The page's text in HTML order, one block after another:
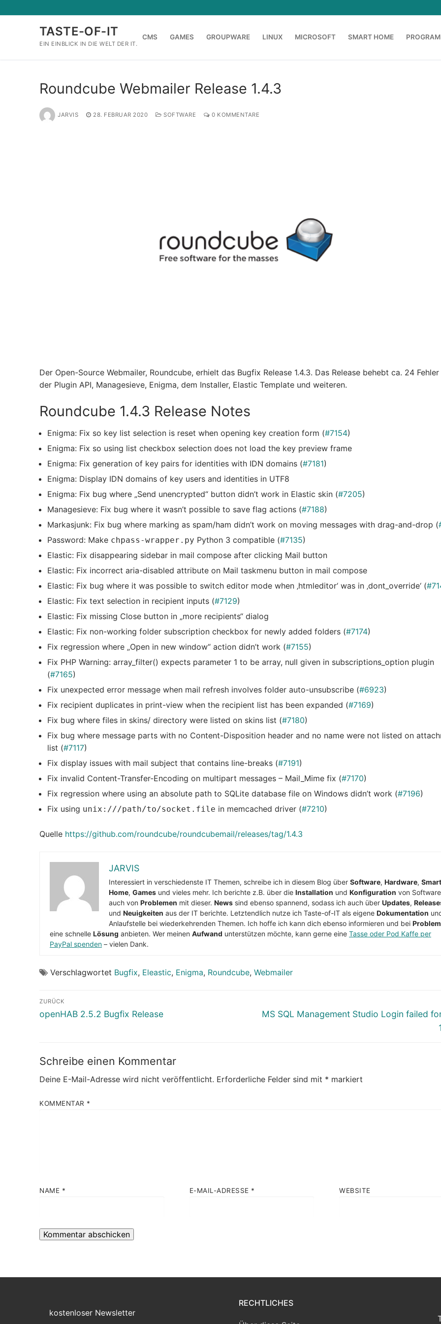
Inhalt
TASTE-OF-IT
EIN EINBLICK IN DIE WELT DER IT.
CMS GAMES GROUPWARE LINUX MICROSOFT SMART HOME
Roundcube Webmailer Release 1.4.3
JARVIS 28. FEBRUAR 2020 SOFTWARE 0 KOMMENTARE
Der Open-Source Webmailer, Roundcube, erhielt das Bugfix Release 1.4.3. Das Release behebt ca. 24 Fehler
der Plugin API, Managesieve, Enigma, dem Installer, Elastic Template und weiteren.
Roundcube 1.4.3 Release Notes
Enigma: Fix so key list selection is reset when opening key creation form (#7154)
Enigma: Fix so using list checkbox selection does not load the key preview frame
Enigma: Fix generation of key pairs for identities with IDN domains (#7181)
Enigma: Display IDN domains of key users and identities in UTF8
Enigma: Fix bug where „Send unencrypted“ button didn’t work in Elastic skin (#7205)
Managesieve: Fix bug where it wasn’t possible to save flag actions (#7188)
Markasjunk: Fix bug where marking as spam/ham didn’t work on moving messages with drag-and-drop (
Password: Make chpass-wrapper.py Python 3 compatible (#7135)
Elastic: Fix disappearing sidebar in mail compose after clicking Mail button
Elastic: Fix incorrect aria-disabled attribute on Mail taskmenu button in mail compose
Elastic: Fix bug where it was possible to switch editor mode when ‚htmleditor‘ was in ‚dont_override‘ (
Elastic: Fix text selection in recipient inputs (#7129)
Elastic: Fix missing Close button in „more recipients“ dialog
Elastic: Fix non-working folder subscription checkbox for newly added folders (#7174)
Fix regression where „Open in new window“ action didn’t work (#7155)
Fix PHP Warning: array_filter() expects parameter 1 to be array, null given in subscriptions_option plugin
(#7165)
Fix unexpected error message when mail refresh involves folder auto-unsubscribe (#6923)
Fix recipient duplicates in print-view when the recipient list has been expanded (#7169)
Fix bug where files in skins/ directory were listed on skins list (#7180)
Fix bug where message parts with no Content-Disposition header and no name were not listed on
list (#7117)
Fix display issues with mail subject that contains line-breaks (#7191)
Fix invalid Content-Transfer-Encoding on multipart messages – Mail_Mime fix (#7170)
Fix regression where using an absolute path to SQLite database file on Windows didn’t work (#7196)
Fix using unix:///path/to/socket.file in memcached driver (#7210)
Quelle https://github.com/roundcube/roundcubemail/releases/tag/1.4.3
JARVIS
Interessiert in verschiedenste IT Themen, schreibe ich in diesem Blog über Software, Hardware, Smart
Home, Games und vieles mehr. Ich berichte z.B. über die Installation und Konfiguration von
auch von Problemen mit dieser. News sind ebenso spannend, sodass ich auch über Updates,
und Neuigkeiten aus der IT berichte. Letztendlich nutze ich Taste-of-IT als eigene Dokumentation
Anlaufstelle bei wiederkehrenden Themen. Ich hoffe ich kann dich ebenso informieren und bei
eine schnelle Lösung anbieten. Wer meinen Aufwand unterstützen möchte, kann gerne eine Tasse oder Pod Kaffe per
PayPal spenden – vielen Dank.
Verschlagwortet Bugfix, Eleastic, Enigma, Roundcube, Webmailer
Beitragsnavigation
ZURÜCK
Vorheriger
openHAB 2.5.2 Bugfix Release
Nächster
MS SQL Management Studio Login failed
Schreibe einen Kommentar
Deine E-Mail-Adresse wird nicht veröffentlicht. Erforderliche Felder sind mit * markiert
KOMMENTAR *
NAME * E-MAIL-ADRESSE * WEBSITE
kostenloser Newsletter
RECHTLICHES